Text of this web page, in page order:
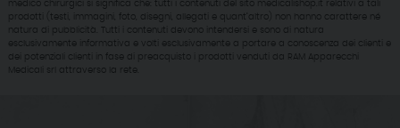
medico chirurgici si significa che: tutti i contenuti del sito medicalishop.it relativi a tali
prodotti (testi, immagini, foto, disegni, allegati e quant’altro) non hanno carattere né
natura di pubblicità. Tutti i contenuti devono intendersi e sono di natura
esclusivamente informativa e volti esclusivamente a portare a conoscenza dei clienti e
dei potenziali clienti in fase di preacquisto i prodotti venduti da RAM Apparecchi
Medicali srl attraverso la rete.